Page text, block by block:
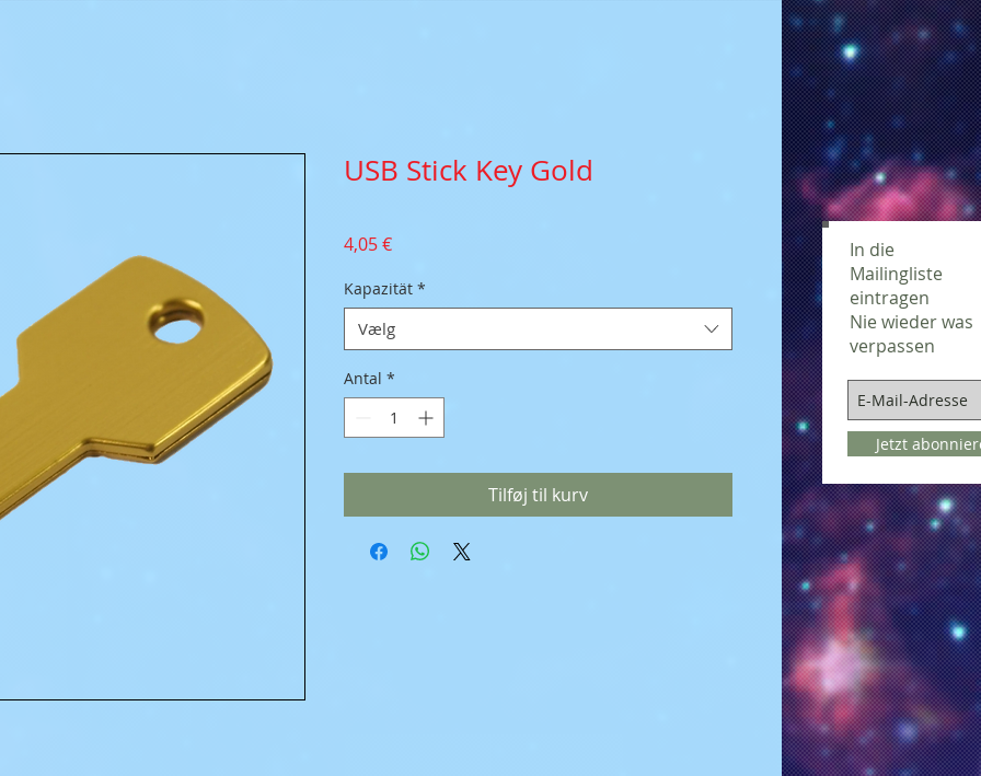
USB Stick Key Gold
4,05 €Pris
Kapazität *
Vælg
Antal *
Tilføj til kurv
In die
Mailingliste
eintragen
Nie wieder was
verpassen
Jetzt